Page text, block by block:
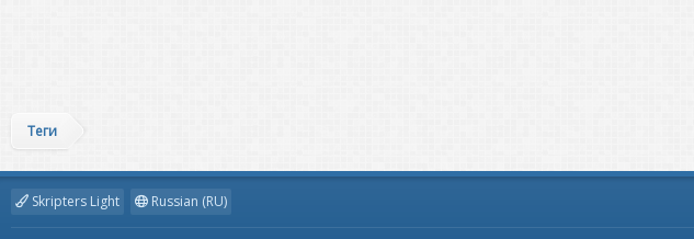
Теги
Skripters Light Russian (RU)